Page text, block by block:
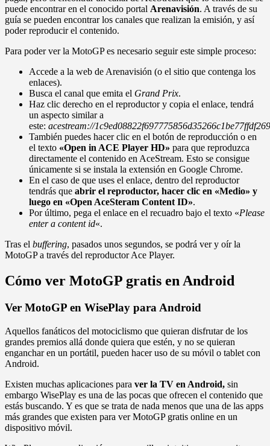
puede encontrar en el conocido portal Arenavisión. A través de su
guía se pueden encontrar los canales que realizan la emisión, y así
poder reproducir el contenido.
Para poder ver la MotoGP es necesario seguir este simple proceso:
Accede a la web de Arenavisión (o el sitio que contenga los
enlaces).
Busca el canal que emita el Grand Prix.
Haz clic derecho en el reproductor y copia el enlace, tendrá
un aspecto similar a
este: acestream://
También puedes hacer clic en el botón de reproducción o en
el texto «Open in ACE Player HD» para que reproduzca
directamente el contenido en AceStream. Esto se consigue
únicamente si se instala la extensión en Google Chrome.
En el caso de que uses el enlace, dentro del reproductor
tendrás que abrir el reproductor, hacer clic en «Medio» y
luego en «Open AceSteram Content ID».
Por último, pega el enlace en el recuadro bajo el texto «Please
enter a content id«.
Tras el buffering, pasados unos segundos, se podrá ver y oír la
MotoGP a través del reproductor Ace Player.
Cómo ver MotoGP gratis en Android
Ver MotoGP en WisePlay para Android
Aquellos fanáticos del motociclismo que quieran disfrutar de los
grandes premios allá donde quiera que estén, y no se quieran
enganchar en un portátil, pueden hacer uso de su móvil o tablet con
Android.
Existen muchas aplicaciones para ver la TV en Android, sin
embargo WisePlay es una de las pocas que ofrecen el contenido que
estás buscando. Y es que se trata de nada menos que una de las apps
más grandes que existen para ver MotoGP gratis online en un
dispositivo móvil.